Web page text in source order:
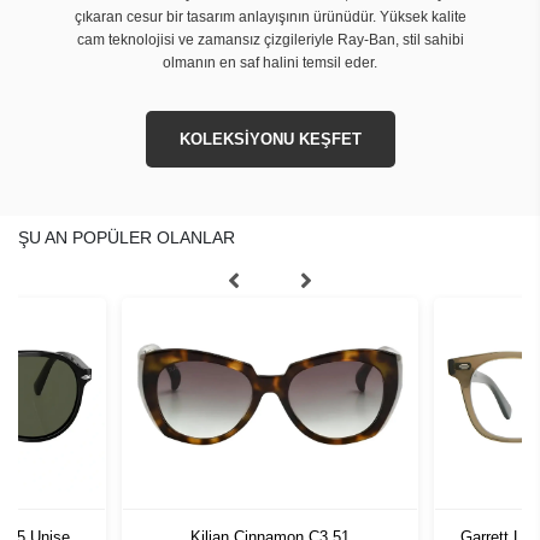
çıkaran cesur bir tasarım anlayışının ürünüdür. Yüksek kalite
cam teknolojisi ve zamansız çizgileriyle Ray-Ban, stil sahibi
olmanın en saf halini temsil eder.
KOLEKSİYONU KEŞFET
ŞU AN POPÜLER OLANLAR